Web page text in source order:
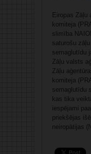
Eiropas Zāļu
komiteja
slimība
saturošu
semaglutīdu
Zāļu valsts
Zāļu
komiteja
semaglutīdu
kas tika
iespējami
priekšējas
neiropātijas